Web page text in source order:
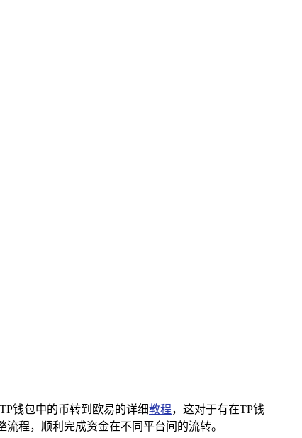
钱包中的币转到欧易的详细教程，这对于有在TP钱
程，顺利完成资金在不同平台间的流转。